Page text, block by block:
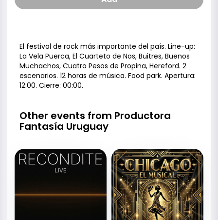
El festival de rock más importante del país. Line-up:
La Vela Puerca, El Cuarteto de Nos, Buitres, Buenos
Muchachos, Cuatro Pesos de Propina, Hereford. 2
escenarios. 12 horas de música. Food park. Apertura:
12:00. Cierre: 00:00.
Other events from Productora
Fantasía Uruguay